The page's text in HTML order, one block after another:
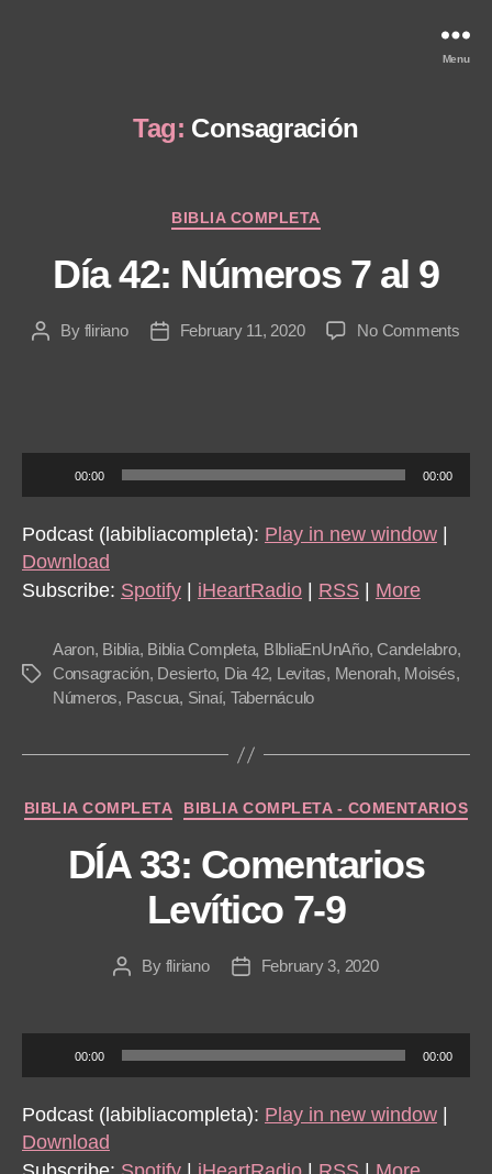
Menu
Tag: Consagración
Categories
BIBLIA COMPLETA
Día 42: Números 7 al 9
PostBy fliriano
PostFebruary 11, 2020 No Commentson
al
u
d
i
o
a
r
00:00 00:00
Podcast (labibliacompleta): Play in new window
Download
Subscribe: Spotify iHeartRadio RSS More
Tags
Aaron, Biblia, Biblia Completa, BIbliaEnUnAño,Candelabro,
Consagración, Desierto, Dia 42, Levitas, Menorah, Moisés,
Números, Pascua, Sinaí, Tabernáculo
Categories
BIBLIA COMPLETA BIBLIA COMPLETA - COMENTARIOS
DÍA 33: Comentarios
Levítico 7-9
PostBy fliriano
PostFebruary 3, 2020
u
d
i
o
00:00 00:00
Podcast (labibliacompleta): Play in new window
Download